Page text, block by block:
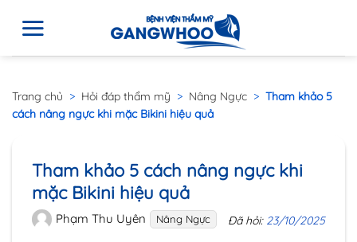
Trang chủ > Hỏi đáp thẩm mỹ > Nâng Ngực > Tham khảo 5
cách nâng ngực khi mặc Bikini hiệu quả
Tham khảo 5 cách nâng ngực khi
mặc Bikini hiệu quả
Phạm Thu Uyên Nâng Ngực Đã hỏi: 23/10/2025